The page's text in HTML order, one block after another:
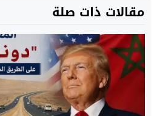
مقالات ذات صلة